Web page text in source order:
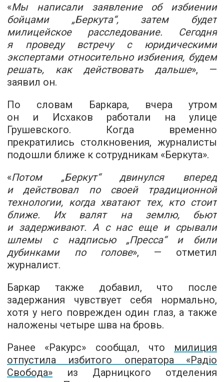
«Мы написали заявление об избиении
бойцами „Беркута“, затем будет
милицейское расследование. Сегодня
я проведу встречу с юридическими
экспертами относительно избиения, будем
решать, как действовать дальше», —
заявил он.
По словам Баркара, вчера утром
он и Исхаков работали на улице
Грушевского. Когда временно
прекратились столкновения, журналисты
подошли ближе к сотрудникам «Беркута».
«Потом „Беркут“ двинулся вперед
и действовал по своей традиционной
технологии, когда хватают тех, кто стоит
ближе. Их валят на землю, бьют
и задерживают. А с нас еще и срывали
шлемы с надписью „Пресса“ и били
дубинками по голове», — отметил
журналист.
Баркар также добавил, что после
задержания чувствует себя нормально,
хотя у него поврежден один глаз, а также
наложены четыре шва на бровь.
Ранее «Ракурс» сообщал, что милиция
отпустила избитого оператора «Радіо
Свобода» из Дарницкого отделения